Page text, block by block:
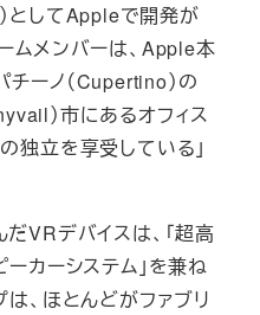
としてAppleで開発が
ムメンバーは、Apple本
ーノ（Cupertino）の
）市にあるオフィス
独立を享受している」
VRデバイスは、「超高
カーシステム」を兼ね
、ほとんどがファブリ